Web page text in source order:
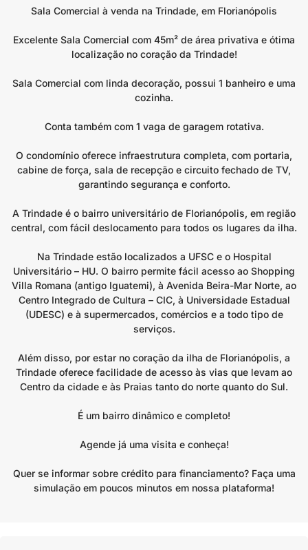
Sala Comercial à venda na Trindade, em Florianópolis
Excelente Sala Comercial com 45m² de área privativa e ótima
localização no coração da Trindade!
Sala Comercial com linda decoração, possui 1 banheiro e uma
cozinha.
Conta também com 1 vaga de garagem rotativa.
O condomínio oferece infraestrutura completa, com portaria,
cabine de força, sala de recepção e circuito fechado de TV,
garantindo segurança e conforto.
A Trindade é o bairro universitário de Florianópolis, em região
central, com fácil deslocamento para todos os lugares da ilha.
Na Trindade estão localizados a UFSC e o Hospital
Universitário – HU. O bairro permite fácil acesso ao Shopping
Villa Romana (antigo Iguatemi), à Avenida Beira-Mar Norte, ao
Centro Integrado de Cultura – CIC, à Universidade Estadual
(UDESC) e à supermercados, comércios e a todo tipo de
serviços.
Além disso, por estar no coração da ilha de Florianópolis, a
Trindade oferece facilidade de acesso às vias que levam ao
Centro da cidade e às Praias tanto do norte quanto do Sul.
É um bairro dinâmico e completo!
Agende já uma visita e conheça!
Quer se informar sobre crédito para financiamento? Faça uma
simulação em poucos minutos em nossa plataforma!